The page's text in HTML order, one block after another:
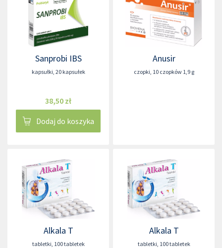
Sanprobi IBS
kapsułki 20 kapsułek
38,50 zł
Dodaj do koszyka
Anusir
czopki 10 czopków 1,9 g
Alkala T
tabletki 100 tabletek
Alkala T
tabletki 100 tabletek